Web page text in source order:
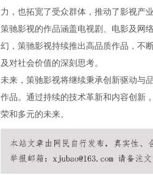
力，也拓宽了受众群体，推动了影视产
策驰影视的作品涵盖电视剧、电影及网
幻，策驰影视持续推出高品质作品，不
及对社会价值的深刻思考。
未来，策驰影视将继续秉承创新驱动与
作品。通过持续的技术革新和内容创新
荣和多元的未来。